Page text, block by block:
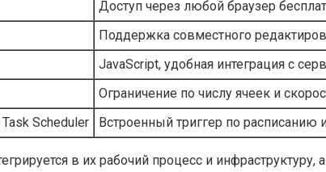
Доступ через любой браузер
Поддержка совместного
JavaScript, удобная интеграция с
Ограничение по числу ячеек и
Scheduler Встроенный триггер по расписанию
в их рабочий процесс и инфраструктуру,